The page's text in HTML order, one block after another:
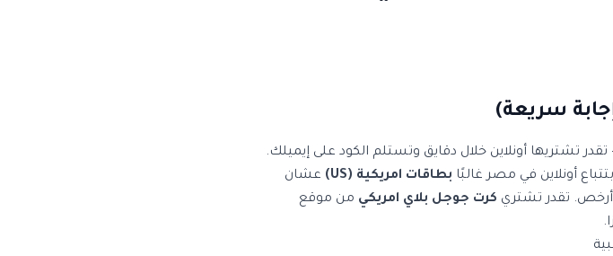
سريعة)
تشتريها أونلاين خلال دقايق وتستلم الكود على إيميلك.
أونلاين في مصر غالبًا بطاقات امريكية (US)
عشان
أرخص. تقدر تشتري كرت جوجل بلاي امريكي من موقع